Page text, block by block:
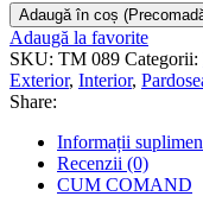
Adaugă în coș
Adaugă la favorite
SKU: TM 089 Categorii:
Exterior, Interior,
Share:
Informații
Recenzii (0)
CUM COMAND